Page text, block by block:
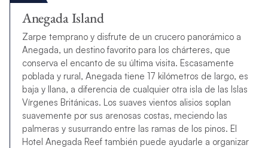
Anegada Island
Zarpe temprano y disfrute de un crucero panorámico a
Anegada, un destino favorito para los chárteres, que
conserva el encanto de su última visita. Escasamente
poblada y rural, Anegada tiene 17 kilómetros de largo, es
baja y llana, a diferencia de cualquier otra isla de las Islas
Vírgenes Británicas. Los suaves vientos alisios soplan
suavemente por sus arenosas costas, meciendo las
palmeras y susurrando entre las ramas de los pinos. El
Hotel Anegada Reef también puede ayudarle a organizar